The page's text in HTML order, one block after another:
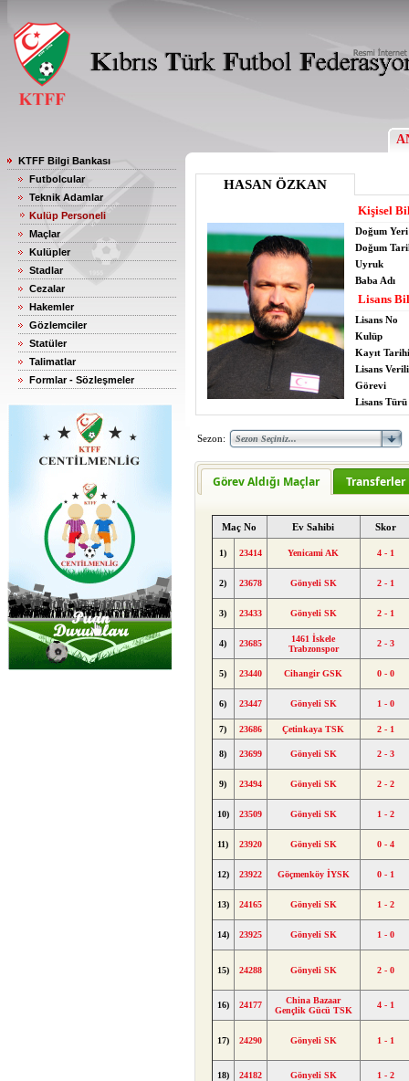
KTFF Bilgi Bankası
Futbolcular
Teknik Adamlar
Kulüp Personeli
Maçlar
Kulüpler
Stadlar
Cezalar
Hakemler
Gözlemciler
Statüler
Talimatlar
Formlar - Sözleşmeler
HASAN ÖZKAN
Kişisel
Doğum Yeri
Doğum
Uyruk
Baba Adı
Lisans
Lisans No
Kulüp
Kayıt Tarihi
Lisans
Görevi
Lisans Türü
Sezon:
Görev Aldığı Maçlar Transferler
Maç No Ev Sahibi Skor
1) 23414 Yenicami AK 4 - 1
2) 23678 Gönyeli SK 2 - 1
3) 23433 Gönyeli SK 2 - 1
4) 23685
1461 İskele
Trabzonspor
2 - 3
5) 23440 Cihangir GSK 0 - 0
6) 23447 Gönyeli SK 1 - 0
7) 23686 Çetinkaya TSK 2 - 1
8) 23699 Gönyeli SK 2 - 3
9) 23494 Gönyeli SK 2 - 2
10) 23509 Gönyeli SK 1 - 2
11) 23920 Gönyeli SK 0 - 4
12) 23922 Göçmenköy İYSK 0 - 1
13) 24165 Gönyeli SK 1 - 2
14) 23925 Gönyeli SK 1 - 0
15) 24288 Gönyeli SK 2 - 0
16) 24177
China Bazaar
Gençlik Gücü TSK
4 - 1
17) 24290 Gönyeli SK 1 - 1
18) 24182 Gönyeli SK 1 - 2